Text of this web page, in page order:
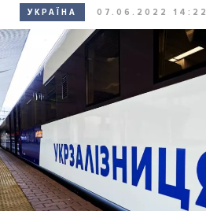
УКРАЇНА 07.06.2022 14:22